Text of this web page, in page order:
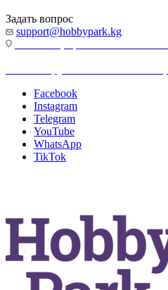
Задать вопрос
support@hobbypark.kg
Facebook
Instagram
Telegram
YouTube
WhatsApp
TikTok